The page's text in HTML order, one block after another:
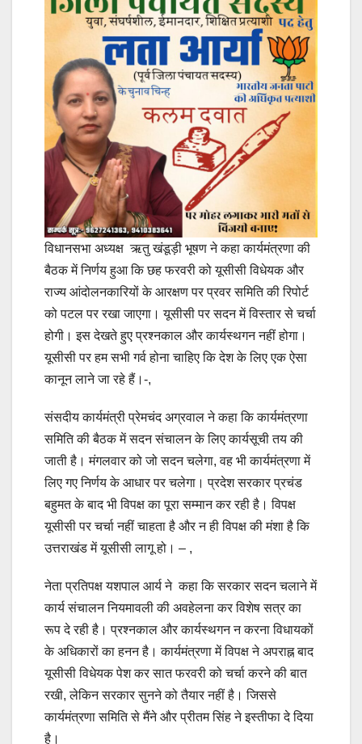
विधानसभा अध्यक्ष ऋतु खंडूड़ी भूषण ने कहा कार्यमंत्रणा की
बैठक में निर्णय हुआ कि छह फरवरी को यूसीसी विधेयक और
राज्य आंदोलनकारियों के आरक्षण पर प्रवर समिति की रिपोर्ट
को पटल पर रखा जाएगा। यूसीसी पर सदन में विस्तार से चर्चा
होगी। इस देखते हुए प्रश्नकाल और कार्यस्थगन नहीं होगा।
यूसीसी पर हम सभी गर्व होना चाहिए कि देश के लिए एक ऐसा
कानून लाने जा रहे हैं।-,
संसदीय कार्यमंत्री प्रेमचंद अग्रवाल ने कहा कि कार्यमंत्रणा
समिति की बैठक में सदन संचालन के लिए कार्यसूची तय की
जाती है। मंगलवार को जो सदन चलेगा, वह भी कार्यमंत्रणा में
लिए गए निर्णय के आधार पर चलेगा। प्रदेश सरकार प्रचंड
बहुमत के बाद भी विपक्ष का पूरा सम्मान कर रही है। विपक्ष
यूसीसी पर चर्चा नहीं चाहता है और न ही विपक्ष की मंशा है कि
उत्तराखंड में यूसीसी लागू हो। – ,
नेता प्रतिपक्ष यशपाल आर्य ने कहा कि सरकार सदन चलाने में
कार्य संचालन नियमावली की अवहेलना कर विशेष सत्र का
रूप दे रही है। प्रश्नकाल और कार्यस्थगन न करना विधायकों
के अधिकारों का हनन है। कार्यमंत्रणा में विपक्ष ने अपराह्न बाद
यूसीसी विधेयक पेश कर सात फरवरी को चर्चा करने की बात
रखी, लेकिन सरकार सुनने को तैयार नहीं है। जिससे
कार्यमंत्रणा समिति से मैंने और प्रीतम सिंह ने इस्तीफा दे दिया
है।